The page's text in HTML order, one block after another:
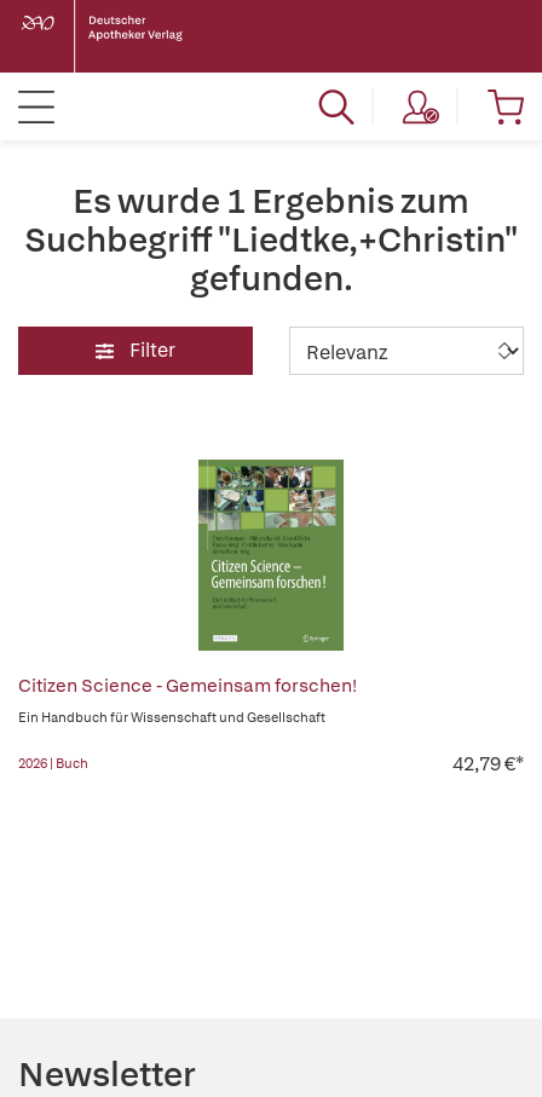
Es wurde 1 Ergebnis zum
Suchbegriff "Liedtke,+Christin"
gefunden.
Filter
Citizen Science - Gemeinsam forschen!
Ein Handbuch für Wissenschaft und Gesellschaft
2026 | Buch 42,79 €*
Newsletter